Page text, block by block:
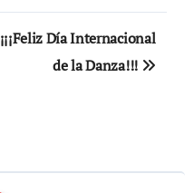
¡¡¡Feliz Día Internacional
de la Danza!!!